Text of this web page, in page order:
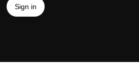
Sign in